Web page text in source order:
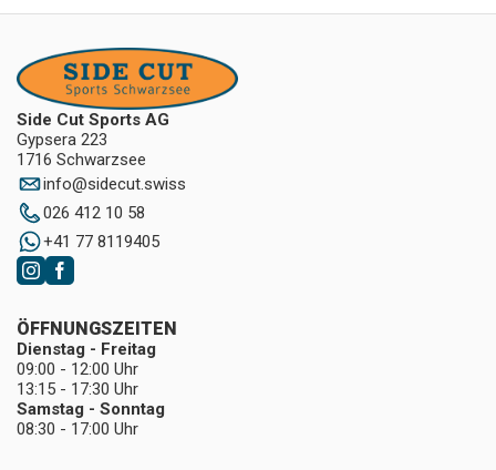
Side Cut Sports AG
Gypsera 223
1716 Schwarzsee
info@sidecut.swiss
026 412 10 58
+41 77 8119405
ÖFFNUNGSZEITEN
Dienstag - Freitag
09:00 - 12:00 Uhr
13:15 - 17:30 Uhr
Samstag - Sonntag
08:30 - 17:00 Uhr